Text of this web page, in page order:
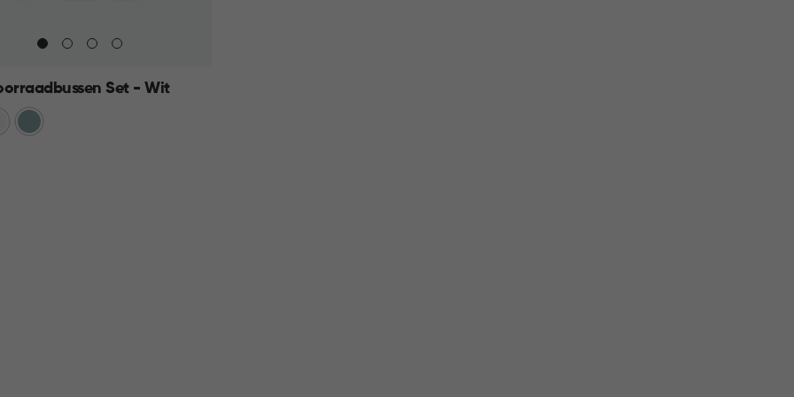
Set - Wit
Blauw